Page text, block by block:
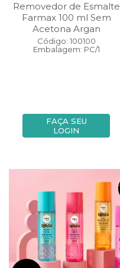
Removedor de Esmalte
Farmax 100 ml Sem
Acetona Argan
Código: 100100
Embalagem: PC/1
FAÇA SEU
LOGIN